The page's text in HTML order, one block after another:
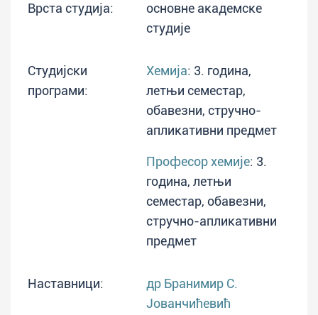
Врста студија:
основне академске
студије
Студијски
програми:
Хемија: 3. година,
летњи семестар,
обавезни, стручно-
апликативни предмет
Професор хемије: 3.
година, летњи
семестар, обавезни,
стручно-апликативни
предмет
Наставници:
др Бранимир С.
Јованчићевић